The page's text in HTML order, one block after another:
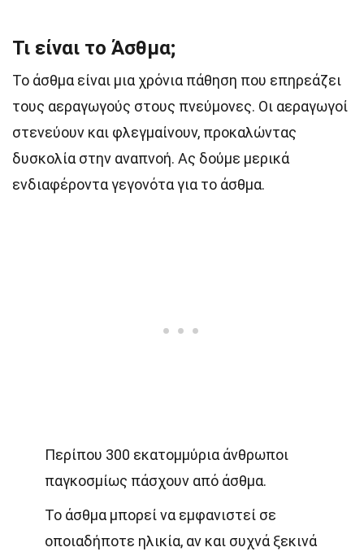
Τι είναι το Άσθμα;
Το άσθμα είναι μια χρόνια πάθηση που επηρεάζει
τους αεραγωγούς στους πνεύμονες. Οι αεραγωγοί
στενεύουν και φλεγμαίνουν, προκαλώντας
δυσκολία στην αναπνοή. Ας δούμε μερικά
ενδιαφέροντα γεγονότα για το άσθμα.
Περίπου 300 εκατομμύρια άνθρωποι
παγκοσμίως πάσχουν από άσθμα.
Το άσθμα μπορεί να εμφανιστεί σε
οποιαδήποτε ηλικία, αν και συχνά ξεκινά